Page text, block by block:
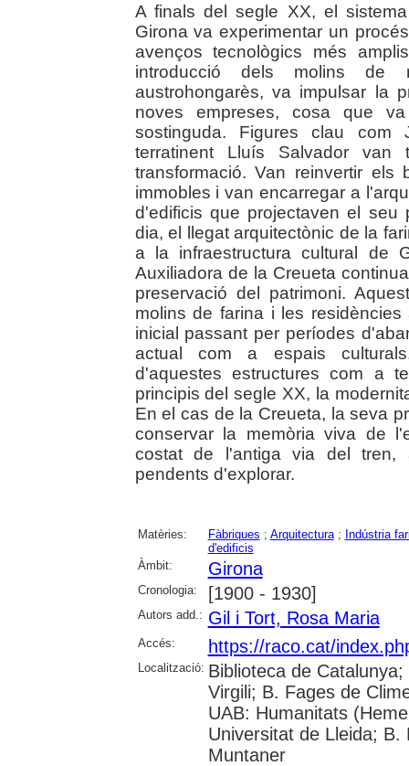
A finals del segle XX, el
Girona va experimentar un
avenços tecnològics més
introducció dels molins de
austrohongarès, va impulsar la
noves empreses, cosa que
sostinguda. Figures clau com
terratinent Lluís Salvador
transformació. Van reinvertir
immobles i van encarregar a
d'edificis que projectaven el seu
dia, el llegat arquitectònic de la
a la infraestructura cultural de
Auxiliadora de la Creueta
preservació del patrimoni.
molins de farina i les
inicial passant per períodes
actual com a espais
d'aquestes estructures com a
principis del segle XX, la
En el cas de la Creueta, la seva
conservar la memòria viva de
costat de l'antiga via del tren,
pendents d'explorar.
Matèries: Fàbriques ; Arquitectura; Indústria
d'edificis
Àmbit:
Girona
Cronologia: [1900 - 1930]
Autors add.: Gil i Tort, Rosa Maria
Accés: https://raco.cat/
Localització: Biblioteca de
Virgili; B. Fages de
UAB: Humanitats
Universitat de Lleida;
Muntaner